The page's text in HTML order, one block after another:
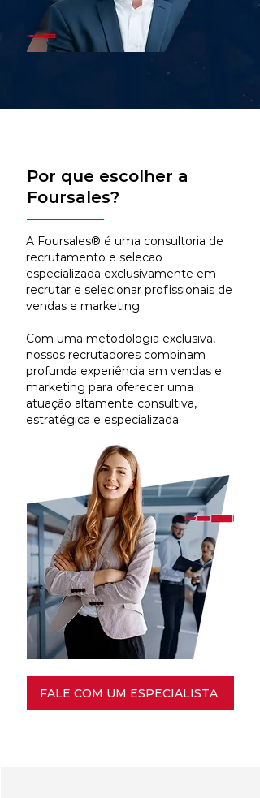
Por que escolher a
Foursales?
A Foursales® é uma consultoria de
recrutamento e selecao
especializada exclusivamente em
recrutar e selecionar profissionais de
vendas e marketing.
Com uma metodologia exclusiva,
nossos recrutadores combinam
profunda experiência em vendas e
marketing para oferecer uma
atuação altamente consultiva,
estratégica e especializada.
FALE COM UM ESPECIALISTA